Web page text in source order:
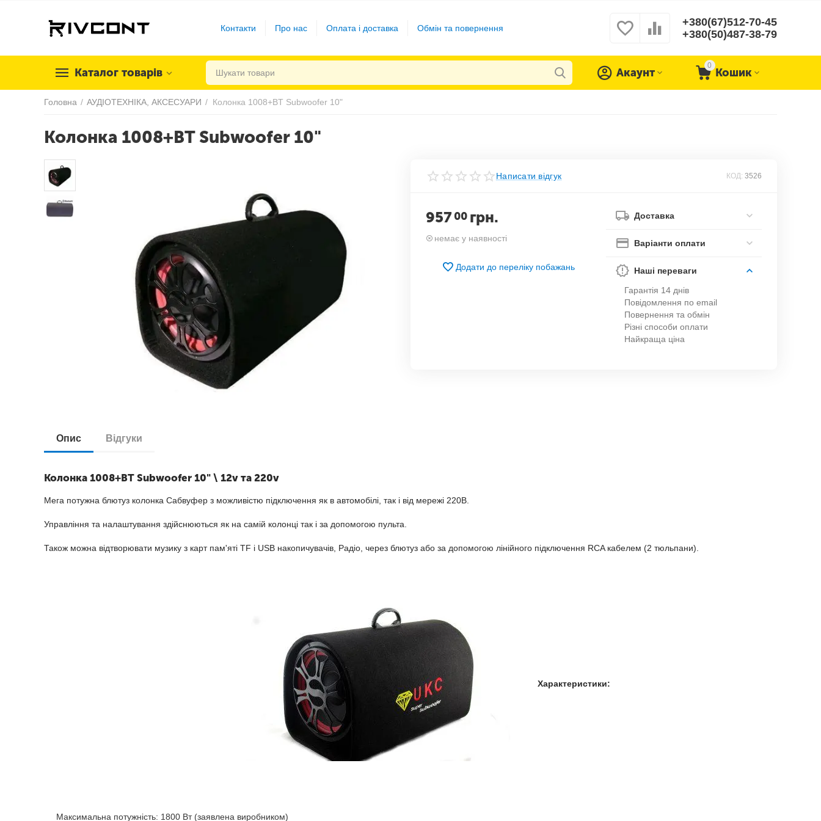
Контакти Про нас Оплата і доставка Обмін та повернення
+380(67)512-70-45
+380(50)487-38-79
Каталог товарів
0
Кошик
Акаунт
Головна / АУДІОТЕХНІКА, АКСЕСУАРИ / Колонка 1008+BT Subwoofer 10"
Колонка 1008+BT Subwoofer 10"
Написати відгук КОД: 3526
957 00 грн.
немає у наявності
Додати до переліку побажань
Доставка
Варіанти оплати
Наші переваги
Гарантія 14 днів
Повідомлення по email
Повернення та обмін
Різні способи оплати
Найкраща ціна
Опис Відгуки
Колонка 1008+BT Subwoofer 10" \ 12v та 220v
Мега потужна блютуз колонка Сабвуфер з можливістю підключення як в автомобілі, так і від мережі 220В.
Управління та налаштування здійснюються як на самій колонці так і за допомогою пульта.
Також можна відтворювати музику з карт пам'яті TF і USB накопичувачів, Радіо, через блютуз або за допомогою лінійного підключення RCA кабелем (2 тюльпани).
Характеристики:
Максимальна потужність: 1800 Вт (заявлена ​​виробником)